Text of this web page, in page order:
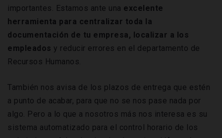
importantes. Estamos ante una excelente
herramienta para centralizar toda la
documentación de tu empresa, localizar a los
empleados y reducir errores en el departamento de
Recursos Humanos.
También nos avisa de los plazos de entrega que estén
a punto de acabar, para que no se nos pase nada por
algo. Pero a lo que a nosotros más nos interesa es su
sistema automatizado para el control horario de los